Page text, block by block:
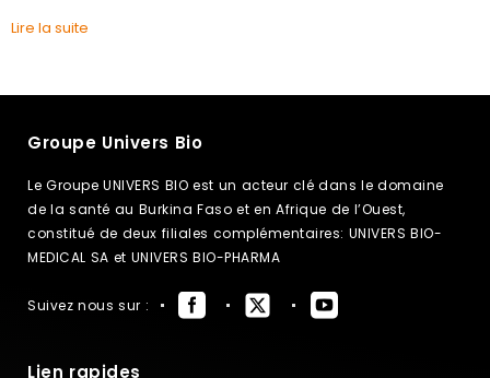
Lire la suite
Groupe Univers Bio
Le Groupe UNIVERS BIO est un acteur clé dans le domaine
de la santé au Burkina Faso et en Afrique de l’Ouest,
constitué de deux filiales complémentaires: UNIVERS BIO-
MEDICAL SA et UNIVERS BIO-PHARMA
Suivez nous sur :
Lien rapides